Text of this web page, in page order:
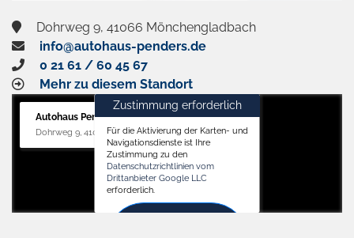
Dohrweg 9, 41066 Mönchengladbach
info@autohaus-penders.de
0 21 61 / 60 45 67
Mehr zu diesem Standort
Autohaus Penders (Service)
Dohrweg 9, 41066 Mönchengladbach
Zustimmung erforderlich
Für die Aktivierung der Karten- und
Navigationsdienste ist Ihre
Zustimmung zu den
Datenschutzrichtlinien vom
Drittanbieter Google LLC
erforderlich.